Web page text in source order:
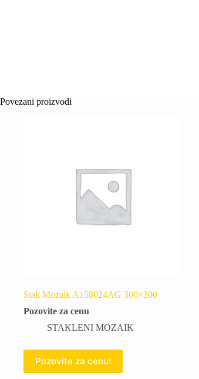
Povezani proizvodi
Stak Mozaik A158024AG 300×300
Pozovite za cenu
STAKLENI MOZAIK
Pozovite za cenu!